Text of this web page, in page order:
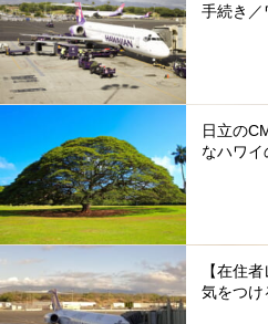
手続き／
日立の
なハワイ
【在住
気をつけ